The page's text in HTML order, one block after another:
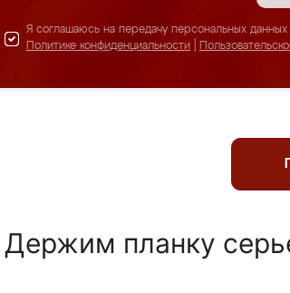
Я соглашаюсь на передачу персональных данных
Политике конфиденциальности
Держим планку